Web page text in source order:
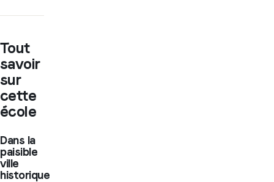
Tout
savoir
sur
cette
école
Dans la
paisible
ville
historique